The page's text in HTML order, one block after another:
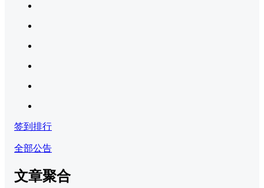
签到排行
全部公告
文章聚合